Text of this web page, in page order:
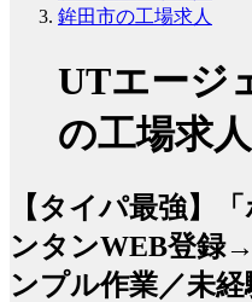
鉾田市の工場求人
UTエージ
の工場求
【タイパ最強】
ンタンWEB登録
ンプル作業／未